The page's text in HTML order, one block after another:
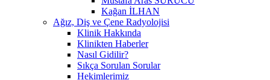
Kağan İLHAN
Ağız, Diş ve Çene Radyolojisi
Klinik Hakkında
Klinikten Haberler
Nasıl Gidilir?
Sıkça Sorulan Sorular
Hekimlerimiz